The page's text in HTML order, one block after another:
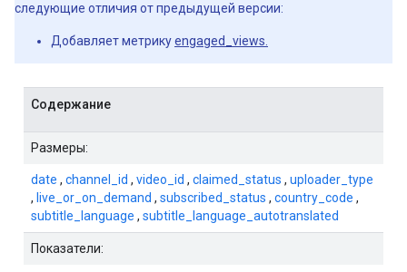
следующие отличия от предыдущей версии:
Добавляет метрикуengaged_views.
Содержание
Размеры:
date , channel_id , video_id , claimed_status , uploader_type
, live_or_on_demand , subscribed_status , country_code ,
subtitle_language , subtitle_language_autotranslated
Показатели: